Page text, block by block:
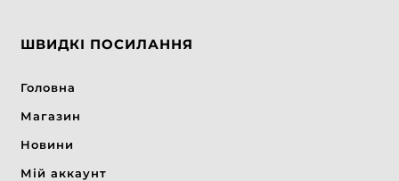
ШВИДКІ ПОСИЛАННЯ
Головна
Магазин
Новини
Мій аккаунт